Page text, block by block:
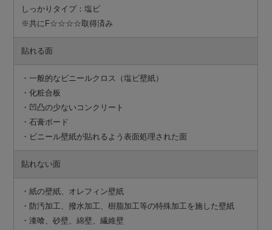
しっかりタイプ：塩ビ
※共にF☆☆☆☆取得済み
貼れる面
・一般的なビニールクロス（塩ビ壁紙）
・化粧合板
・凹凸の少ないコンクリート
・石膏ボード
・ビニール壁紙が貼れるよう表面処理された面
貼れない面
・紙の壁紙、オレフィン壁紙
・防汚加工、撥水加工、樹脂加工等の特殊加工を施した壁紙
・漆喰、砂壁、綿壁、繊維壁